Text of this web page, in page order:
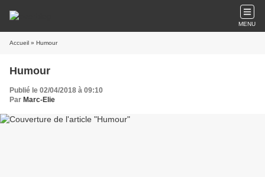
MENU
Accueil » Humour
Humour
Publié le 02/04/2018 à 09:10
Par Marc-Elie